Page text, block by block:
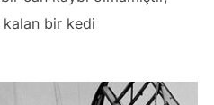
bir kedi